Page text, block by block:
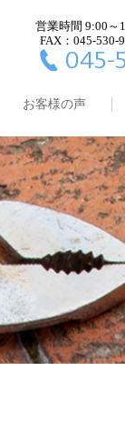
営業時間 9:00～
FAX：045-530-
045-
お客様の声